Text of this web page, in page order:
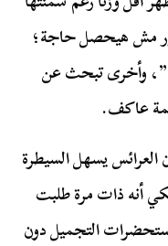
مش هيحصل حاجة؛
وأخرى تبحث عن
عاكف.
يسهل السيطرة
أنه ذات مرة طلبت
التجميل دون